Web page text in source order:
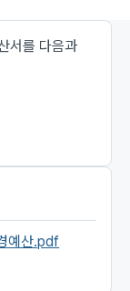
서를 다음과
예산.pdf